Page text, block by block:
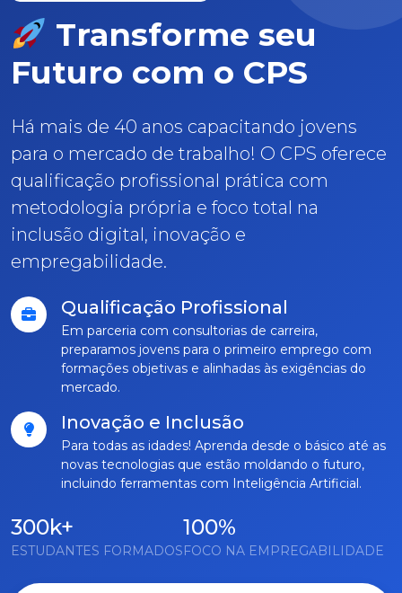
Transforme seu
Futuro com o CPS
Há mais de 40 anos capacitando jovens
para o mercado de trabalho! O CPS oferece
qualificação profissional prática com
metodologia própria e foco total na
inclusão digital, inovação e
empregabilidade.
Qualificação Profissional
Em parceria com consultorias de carreira,
preparamos jovens para o primeiro emprego com
formações objetivas e alinhadas às exigências do
mercado.
Inovação e Inclusão
Para todas as idades! Aprenda desde o básico até as
novas tecnologias que estão moldando o futuro,
incluindo ferramentas com Inteligência Artificial.
300k+
ESTUDANTES FORMADOS
100%
FOCO NA EMPREGABILIDADE